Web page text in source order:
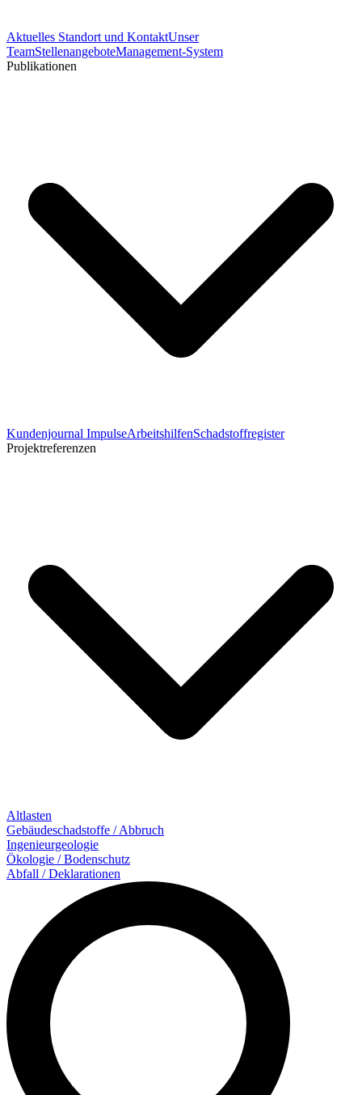
Aktuelles Standort und KontaktUnser
TeamStellenangeboteManagement-System
Publikationen
Kundenjournal ImpulseArbeitshilfenSchadstoffregister
Projektreferenzen
Altlasten
Gebäude­schadstoffe / Abbruch
Ingenieur­geologie
Ökologie / Bodenschutz
Abfall / Deklarationen